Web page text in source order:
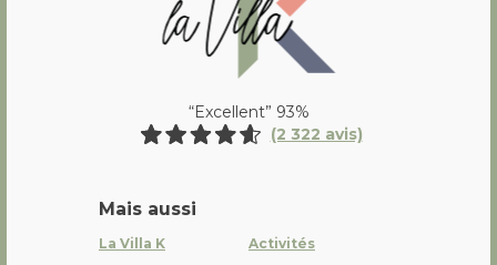
“Excellent” 93%
(2 322 avis)
Mais aussi
La Villa K
Activités